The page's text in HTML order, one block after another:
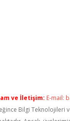
ve İletişim: E-mail:
Bilgi